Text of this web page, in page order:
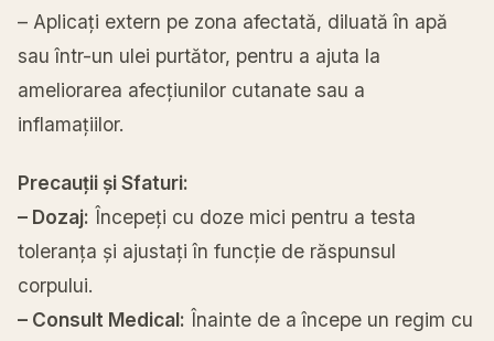
– Aplicați extern pe zona afectată, diluată în apă
sau într-un ulei purtător, pentru a ajuta la
ameliorarea afecțiunilor cutanate sau a
inflamațiilor.
Precauții și Sfaturi:
– Dozaj: Începeți cu doze mici pentru a testa
toleranța și ajustați în funcție de răspunsul
corpului.
– Consult Medical: Înainte de a începe un regim cu